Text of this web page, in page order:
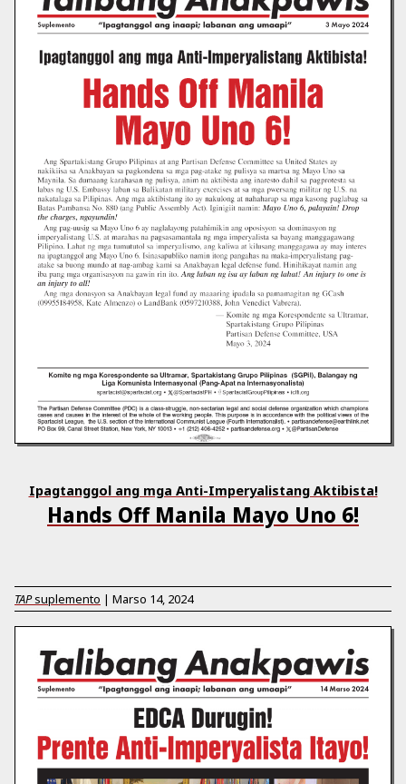
Ipagtanggol ang mga Anti-Imperyalistang Aktibista!
Hands Off Manila Mayo Uno 6!
TAPsuplemento | Marso 14, 2024